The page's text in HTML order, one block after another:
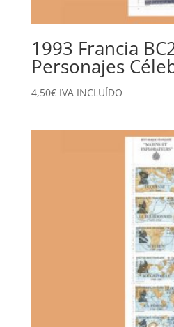
1993 Francia
Personajes
4,50€ IVA INCLUÍDO